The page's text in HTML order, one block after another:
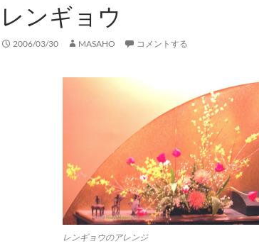
レンギョウ
2006/03/30 MASAHO コメントする
レンギョウのアレンジ